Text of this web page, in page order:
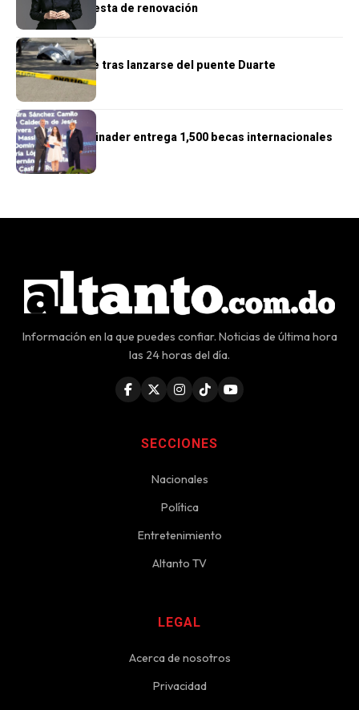
con una propuesta de renovación
NACIONALES
Hombre muere tras lanzarse del puente Duarte
NACIONALES
Presidente Abinader entrega 1,500 becas internacionales
Información en la que puedes confiar. Noticias de última hora
las 24 horas del día.
SECCIONES
Nacionales
Política
Entretenimiento
Altanto TV
LEGAL
Acerca de nosotros
Privacidad